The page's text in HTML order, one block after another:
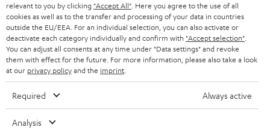
KOPFHÖRER
BLUETOOTH-KOPFHÖRER
STEREOANLAGEN
LAUTSPRECHER
ULTIMA-SERIE
BLOG
NEWSLETTER
STORES
DEINE VORTEILE BEI TEUFEL
TEUFEL STORY
NIEDERLANDE
BELGIEN
POLEN
relevant to you by clicking "Accept All" . Here you agree to the use of all
cookies as well as to the transfer and processing of your data in countries
outside the EU/EEA. For an individual selection, you can also activate or
deactivate each category individually and confirm with "Accept selection"
You can adjust all consents at any time under "Data settings" and revoke
them with effect for the future. For more information, please also take a look
at our privacy policyand the imprint
Required Always active
Analysis